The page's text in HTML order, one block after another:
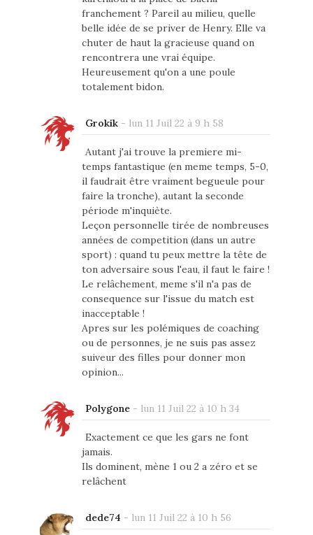
franchement ? Pareil au milieu, quelle
belle idée de se priver de Henry. Elle va
chuter de haut la gracieuse quand on
rencontrera une vrai équipe.
Heureusement qu'on a une poule
totalement bidon.
Grokik- lun 11 Juil 22 à 9 h 58
Autant j'ai trouve la premiere mi-
temps fantastique (en meme temps, 5-0,
il faudrait être vraiment begueule pour
faire la tronche), autant la seconde
période m'inquiète.
Leçon personnelle tirée de nombreuses
années de competition (dans un autre
sport) : quand tu peux mettre la tête de
ton adversaire sous l'eau, il faut le faire !
Le relâchement, meme s'il n'a pas de
consequence sur l'issue du match est
inacceptable !
Apres sur les polémiques de coaching
ou de personnes, je ne suis pas assez
suiveur des filles pour donner mon
opinion...
Polygone- lun 11 Juil 22 à 10 h 34
Exactement ce que les gars ne font
jamais.
Ils dominent, mène 1 ou 2 a zéro et se
relâchent
dede74 - lun 11 Juil 22 à 10 h 56